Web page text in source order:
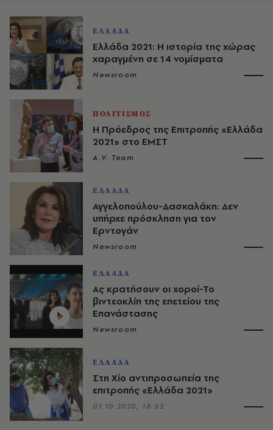
ΕΛΛΑΔΑ
Ελλάδα 2021: Η ιστορία της χώρας
χαραγμένη σε 14 νομίσματα
Newsroom
ΠΟΛΙΤΙΣΜΟΣ
Η Πρόεδρος της Επιτροπής «Ελλάδα
2021» στο ΕΜΣΤ
A.V. Team
ΕΛΛΑΔΑ
Αγγελοπούλου-Δασκαλάκη: Δεν
υπήρχε πρόσκληση για τον
Ερντογάν
Newsroom
ΕΛΛΑΔΑ
Ας κρατήσουν οι χοροί-Το
βιντεοκλίπ της επετείου της
Επανάστασης
Newsroom
ΕΛΛΑΔΑ
Στη Χίο αντιπροσωπεία της
επιτροπής «Ελλάδα 2021»
01.10.2020, 18:52